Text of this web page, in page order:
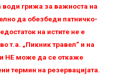
води грижа за важноста на
да обезбеди патничко-
на истите не е
т.а. „Пикник травел“ и на
НЕ можe да се откаже
термин на резервацијата.